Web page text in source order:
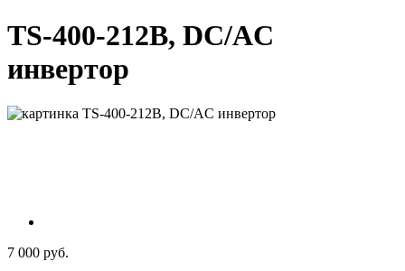
TS-400-212B, DC/AC
инвертор
7 000 руб.